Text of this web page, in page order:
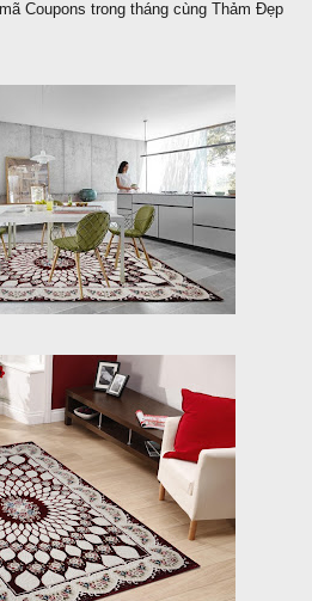
Coupons trong tháng cùng Thảm Đẹp